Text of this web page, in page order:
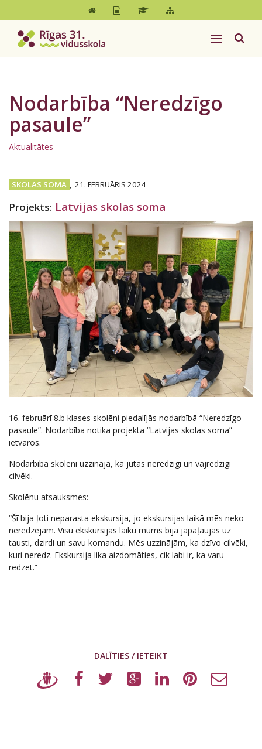
Nodarbība “Neredzīgo
pasaule”
Aktualitātes
SKOLAS SOMA , 21. FEBRUĀRIS 2024
Projekts: Latvijas skolas soma
16. februārī 8.b klases skolēni piedalījās nodarbībā “Neredzīgo
pasaule”. Nodarbība notika projekta “Latvijas skolas soma”
ietvaros.
Nodarbībā skolēni uzzināja, kā jūtas neredzīgi un vājredzīgi
cilvēki.
Skolēnu atsauksmes:
“Šī bija ļoti neparasta ekskursija, jo ekskursijas laikā mēs neko
neredzējām. Visu ekskursijas laiku mums bija jāpaļaujas uz
tausti, dzirdi un savu komandu. Mēs uzzinājām, ka dzīvo cilvēki,
kuri neredz. Ekskursija lika aizdomāties, cik labi ir, ka varu
redzēt.”
DALĪTIES / IETEIKT